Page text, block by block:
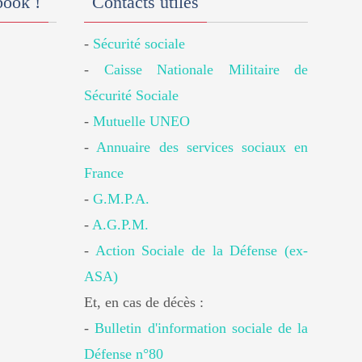
- Sécurité sociale
- Caisse Nationale Militaire de
Sécurité Sociale
-Mutuelle UNEO
-Annuaire des services sociaux en
France
-G.M.P.A.
-A.G.P.M.
- Action Sociale de la Défense (ex-
ASA)
Et, en cas de décès :
-Bulletin d'information sociale de la
Défense n°80